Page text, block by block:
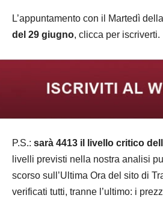
L’appuntamento con il Martedì
del 29 giugno, clicca per iscriverti.
P.S.: sarà 4413 il livello critico
livelli previsti nella nostra analisi
scorso sull’Ultima Ora del sito di
verificati tutti, tranne l’ultimo: i